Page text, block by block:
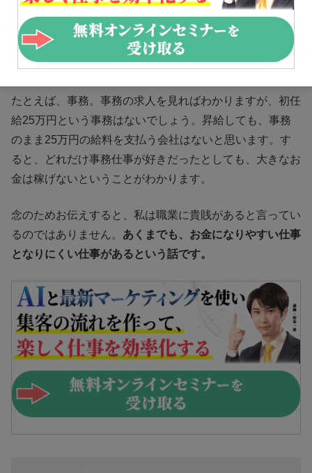
お金になりにくいというのもイメージがわかないかもしれ
ません。先述した花屋のように、あまりお金が動かない仕
事だと言えます。何を扱っている仕事なのかのほかにも、
どんな仕事内容なのかも関係します。
たとえば、事務。事務の求人を見ればわかりますが、初任
給25万円という事務はないでしょう。昇給しても、事務
のまま25万円の給料を支払う会社はないと思います。す
ると、どれだけ事務仕事が好きだったとしても、大きなお
金は稼げないということがわかります。
念のためお伝えすると、私は職業に貴賎があると言ってい
るのではありません。 あくまでも、お金になりやすい仕事
となりにくい仕事があるという話です。